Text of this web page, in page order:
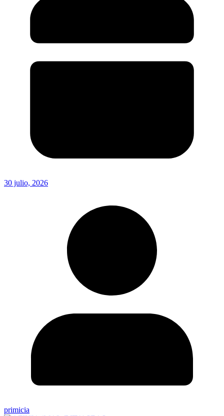
30 julio, 2026
primicia